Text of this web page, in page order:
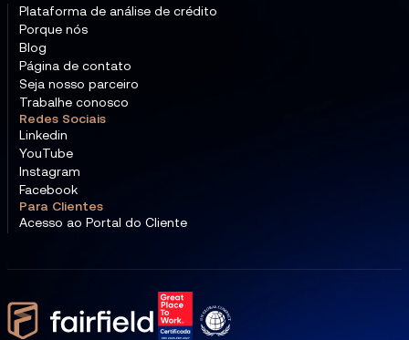
Plataforma de análise de crédito
Porque nós
Blog
Página de contato
Seja nosso parceiro
Trabalhe conosco
Redes Sociais
Linkedin
YouTube
Instagram
Facebook
Para Clientes
Acesso ao Portal do Cliente